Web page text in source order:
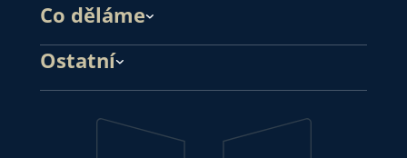
Co děláme
Ostatní